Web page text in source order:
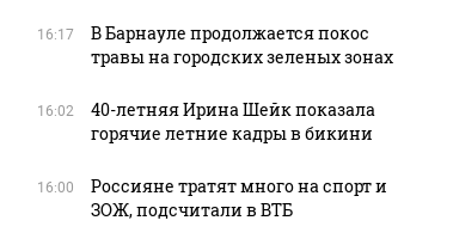
16:17
В Барнауле продолжается покос
травы на городских зеленых зонах
16:02
40-летняя Ирина Шейк показала
горячие летние кадры в бикини
16:00
Россияне тратят много на спорт и
ЗОЖ, подсчитали в ВТБ